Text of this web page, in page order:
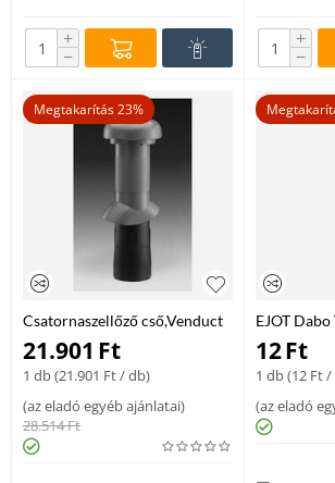
+
−
+
−
Megtakarítás 23%
Csatornaszellőző cső,Venduct
125mm
21.901 Ft
1 db (21.901 Ft/ db)
(az eladó egyéb ajánlatai)
28.514Ft
EJOT
12Ft
1 db (12 Ft/
(az eladó